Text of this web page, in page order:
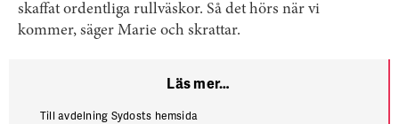
skaffat ordentliga rullväskor. Så det hörs när vi
kommer, säger Marie och skrattar.
Läs mer…
Till avdelning Sydosts hemsida